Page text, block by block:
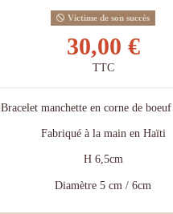
Victime de son succès
30,00 €
TTC
Bracelet manchette en corne de
Fabriqué à la main en Haïti
H 6,5cm
Diamètre 5 cm / 6cm